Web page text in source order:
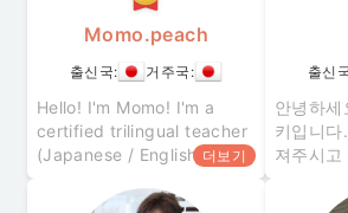
Momo.peach
출신국: 거주국:
Hello! I'm Momo! I'm a
certified trilingual teacher
(Japanese / English /
teaching in Argentina and
더보기
출신
안녕하
키입니
져주시
필~프로